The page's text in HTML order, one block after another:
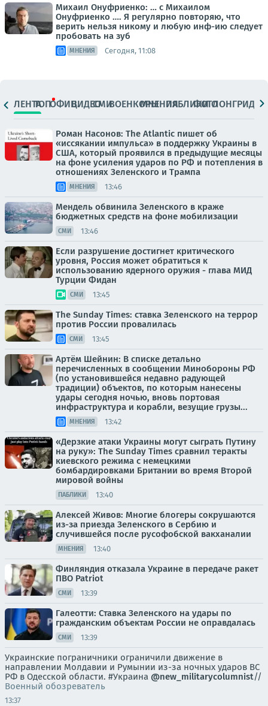
Михаил Онуфриенко: … с Михаилом
Онуфриенко …. Я регулярно повторяю, что
верить нельзя никому и любую инф-ию следует
пробовать на зуб
МНЕНИЯ Сегодня, 11:08
ЛЕНТАТОПОФИЦ.ВИДЕОСМИВОЕНКОРЫМНЕНИЯПАБЛИКИ
ФОТОЛОНГРИДЫ
Роман Насонов: The Atlantic пишет об
«иссякании импульса» в поддержку Украины в
США, который проявился в предыдущие месяцы
на фоне усиления ударов по РФ и потепления в
отношениях Зеленского и Трампа
МНЕНИЯ 13:46
Мендель обвинила Зеленского в краже
бюджетных средств на фоне мобилизации
СМИ 13:46
Если разрушение достигнет критического
уровня, Россия может обратиться к
использованию ядерного оружия - глава МИД
Турции Фидан
СМИ 13:45
The Sunday Times: ставка Зеленского на террор
против России провалилась
СМИ 13:45
Артём Шейнин: В списке детально
перечисленных в сообщении Минобороны РФ
(по установившейся недавно радующей
традиции) объектов, по которым нанесены
удары сегодня ночью, вновь портовая
инфраструктура и корабли, везущие грузы...
МНЕНИЯ 13:42
«Дерзкие атаки Украины могут сыграть Путину
на руку»: The Sunday Times сравнил теракты
киевского режима с немецкими
бомбардировками Британии во время Второй
мировой войны
ПАБЛИКИ 13:40
Алексей Живов: Многие блогеры сокрушаются
из-за приезда Зеленского в Сербию и
случившейся после русофобской вакханалии
МНЕНИЯ 13:40
Финляндия отказала Украине в передаче ракет
ПВО Patriot
СМИ 13:39
Галеотти: Ставка Зеленского на удары по
гражданским объектам России не оправдалась
СМИ 13:39
Украинские пограничники ограничили движение в
направлении Молдавии и Румынии из-за ночных ударов ВС
РФ в Одесской области. #Украина @new_militarycolumnist//
Военный обозреватель
13:37